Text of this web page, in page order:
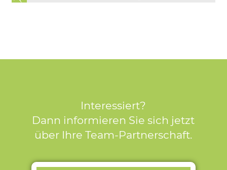
Interessiert?
Dann informieren Sie sich jetzt
über Ihre Team-Partnerschaft.